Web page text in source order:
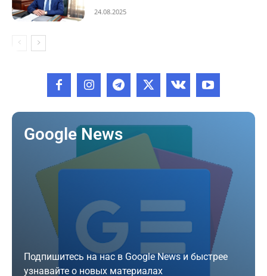
24.08.2025
Google News
Подпишитесь на нас в Google News и быстрее
узнавайте о новых материалах